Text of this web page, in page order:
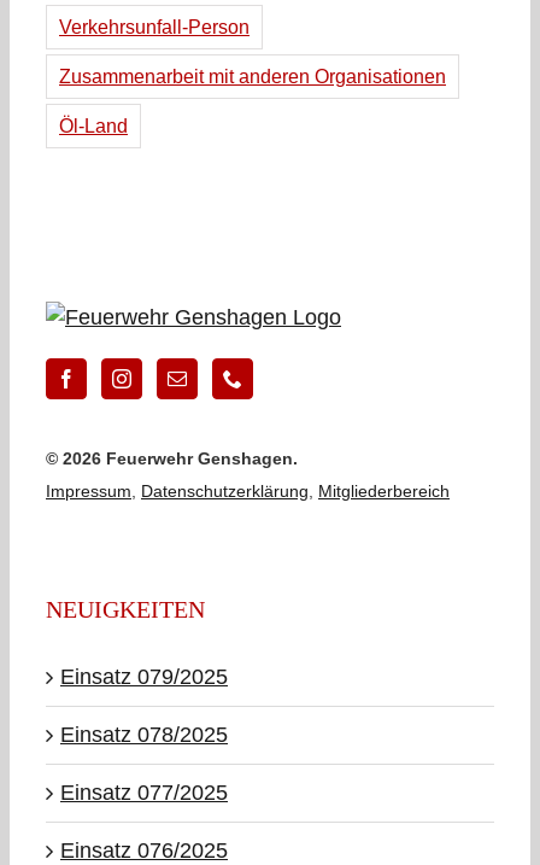
Verkehrsunfall-Person
Zusammenarbeit mit anderen Organisationen
Öl-Land
© 2026 Feuerwehr Genshagen.
Impressum
Datenschutzerklärung Mitgliederbereich
NEUIGKEITEN
Einsatz 079/2025
Einsatz 078/2025
Einsatz 077/2025
Einsatz 076/2025